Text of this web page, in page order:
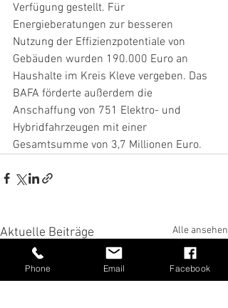
Verfügung gestellt. Für
Energieberatungen zur besseren
Nutzung der Effizienzpotentiale von
Gebäuden wurden 190.000 Euro an
Haushalte im Kreis Kleve vergeben. Das
BAFA förderte außerdem die
Anschaffung von 751 Elektro- und
Hybridfahrzeugen mit einer
Gesamtsumme von 3,7 Millionen Euro.
Aktuelle Beiträge Alle ansehen
Phone Email Facebook